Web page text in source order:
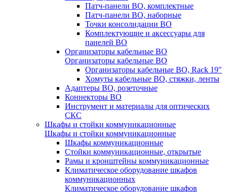
Патч-панели ВО, комплектные
Патч-панели ВО, наборные
Точки консолидации ВО
Комплектующие и аксессуары для
панелей ВО
Организаторы кабельные ВО
Организаторы кабельные ВО
Организаторы кабельные ВО, Rack 19"
Хомуты кабельные ВО, стяжки, ленты
Адаптеры ВО, розеточные
Коннекторы ВО
Инструмент и материалы для оптических
СКС
Шкафы и стойки коммуникационные
Шкафы и стойки коммуникационные
Шкафы коммуникационные
Стойки коммуникационные, открытые
Рамы и кронштейны коммуникационные
Климатическое оборудование шкафов
коммуникационных
Климатическое оборудование шкафов